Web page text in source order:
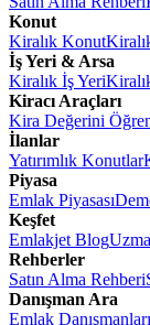
Konut
Kiralık Konut
İş Yeri & Arsa
Kiralık İş Yeri
Kiracı Araçları
Kira Değerini
İlanlar
Yatırımlık Konutlar
Piyasa
Emlak Piyasası
Keşfet
Emlakjet Blog
Rehberler
Satın Alma Rehberi
Danışman Ara
Emlak Danışmanları